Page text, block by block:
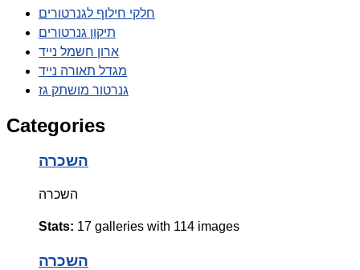
חלקי חילוף לגנרטורים
תיקון גנרטורים
ארון חשמל נייד
מגדל תאורה נייד
גנרטור מושתק גז
Categories
השכרה
השכרה
Stats: 17 galleries with 114 images
השכרה